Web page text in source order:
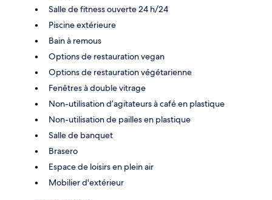
Salle de fitness ouverte 24 h/24
Piscine extérieure
Bain à remous
Options de restauration vegan
Options de restauration végétarienne
Fenêtres à double vitrage
Non-utilisation d’agitateurs à café en plastique
Non-utilisation de pailles en plastique
Salle de banquet
Brasero
Espace de loisirs en plein air
Mobilier d'extérieur